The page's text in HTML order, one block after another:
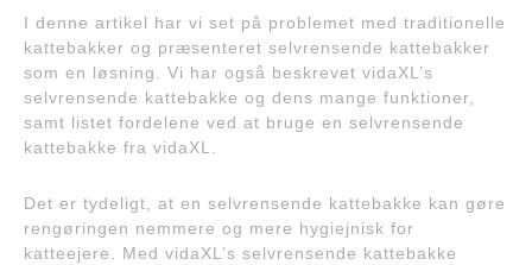
I denne artikel har vi set på problemet med traditionelle
kattebakker og præsenteret selvrensende kattebakker
som en løsning. Vi har også beskrevet vidaXL’s
selvrensende kattebakke og dens mange funktioner,
samt listet fordelene ved at bruge en selvrensende
kattebakke fra vidaXL.
Det er tydeligt, at en selvrensende kattebakke kan gøre
rengøringen nemmere og mere hygiejnisk for
katteejere. Med vidaXL’s selvrensende kattebakke